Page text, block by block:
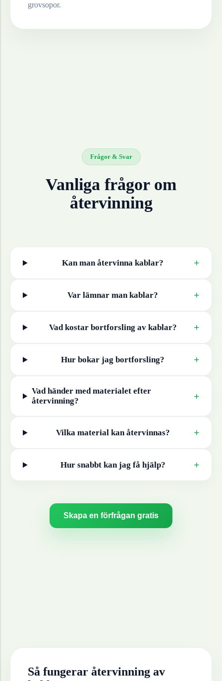
grovsopor.
Frågor & Svar
Vanliga frågor om
återvinning
Kan man återvinna kablar? +
Var lämnar man kablar? +
Vad kostar bortforsling av kablar? +
Hur bokar jag bortforsling? +
Vad händer med materialet efter
återvinning?
+
Vilka material kan återvinnas? +
Hur snabbt kan jag få hjälp? +
Skapa en förfrågan gratis
Så fungerar återvinning av